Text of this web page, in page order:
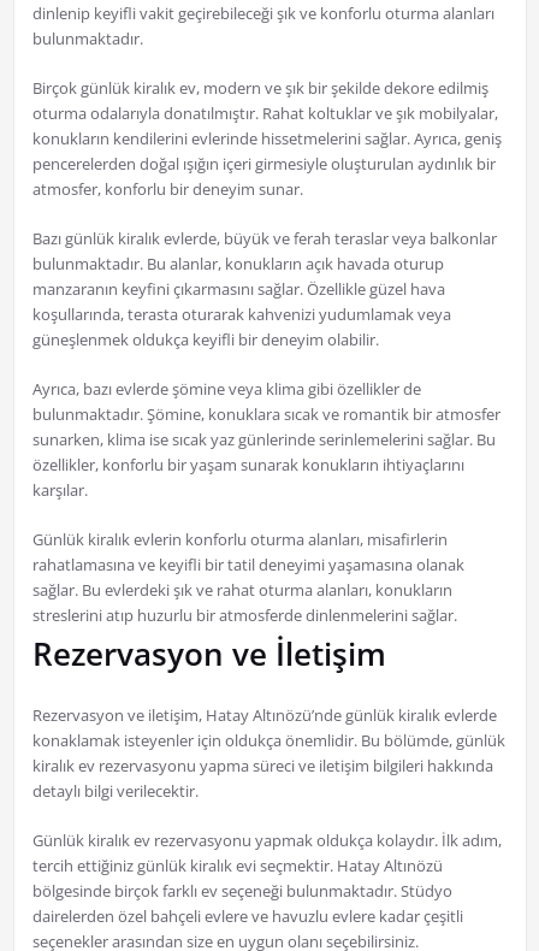
dinlenip keyifli vakit geçirebileceği şık ve konforlu oturma alanları
bulunmaktadır.
Birçok günlük kiralık ev, modern ve şık bir şekilde dekore edilmiş
oturma odalarıyla donatılmıştır. Rahat koltuklar ve şık mobilyalar,
konukların kendilerini evlerinde hissetmelerini sağlar. Ayrıca, geniş
pencerelerden doğal ışığın içeri girmesiyle oluşturulan aydınlık bir
atmosfer, konforlu bir deneyim sunar.
Bazı günlük kiralık evlerde, büyük ve ferah teraslar veya balkonlar
bulunmaktadır. Bu alanlar, konukların açık havada oturup
manzaranın keyfini çıkarmasını sağlar. Özellikle güzel hava
koşullarında, terasta oturarak kahvenizi yudumlamak veya
güneşlenmek oldukça keyifli bir deneyim olabilir.
Ayrıca, bazı evlerde şömine veya klima gibi özellikler de
bulunmaktadır. Şömine, konuklara sıcak ve romantik bir atmosfer
sunarken, klima ise sıcak yaz günlerinde serinlemelerini sağlar. Bu
özellikler, konforlu bir yaşam sunarak konukların ihtiyaçlarını
karşılar.
Günlük kiralık evlerin konforlu oturma alanları, misafirlerin
rahatlamasına ve keyifli bir tatil deneyimi yaşamasına olanak
sağlar. Bu evlerdeki şık ve rahat oturma alanları, konukların
streslerini atıp huzurlu bir atmosferde dinlenmelerini sağlar.
Rezervasyon ve İletişim
Rezervasyon ve iletişim, Hatay Altınözü’nde günlük kiralık evlerde
konaklamak isteyenler için oldukça önemlidir. Bu bölümde, günlük
kiralık ev rezervasyonu yapma süreci ve iletişim bilgileri hakkında
detaylı bilgi verilecektir.
Günlük kiralık ev rezervasyonu yapmak oldukça kolaydır. İlk adım,
tercih ettiğiniz günlük kiralık evi seçmektir. Hatay Altınözü
bölgesinde birçok farklı ev seçeneği bulunmaktadır. Stüdyo
dairelerden özel bahçeli evlere ve havuzlu evlere kadar çeşitli
seçenekler arasından size en uygun olanı seçebilirsiniz.